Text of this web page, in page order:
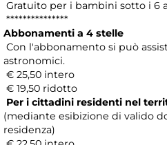
Gratuito per i bambini sotto i 6
***************
Abbonamenti a 4 stelle
Con l'abbonamento si può
astronomici.
€ 25,50 intero
€ 19,50 ridotto
Per i cittadini residenti nel
(mediante esibizione di valido
residenza)